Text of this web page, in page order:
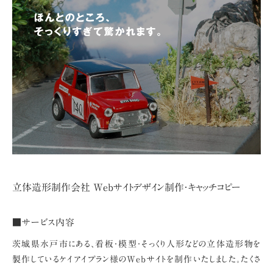
立体造形制作会社 Webサイトデザイン制作・キャッチコピー
■サービス内容
茨城県水戸市にある、看板・模型・そっくり人形などの立体造形物を
製作しているケイアイプラン様のWebサイトを制作いたしました。たくさ